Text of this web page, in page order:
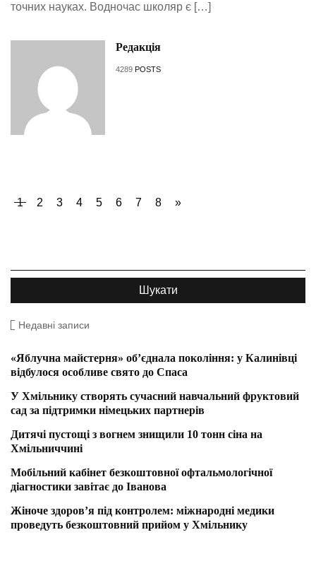
точних науках. Водночас школяр є […]
Редакція
4289 POSTS
1 2 3 4 5 6 7 8 »
Недавні записи
«Яблучна майстерня» об’єднала покоління: у Калинівці
відбулося особливе свято до Спаса
У Хмільнику створять сучасний навчальний фруктовий
сад за підтримки німецьких партнерів
Дитячі пустощі з вогнем знищили 10 тонн сіна на
Хмільниччині
Мобільний кабінет безкоштовної офтальмологічної
діагностики завітає до Іванова
Жіноче здоров’я під контролем: міжнародні медики
проведуть безкоштовний прийом у Хмільнику